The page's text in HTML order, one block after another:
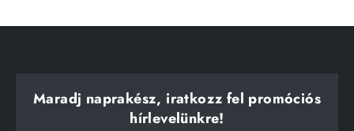
Maradj naprakész, iratkozz fel promóciós
hírlevelünkre!